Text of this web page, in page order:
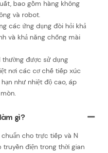
bao gồm hàng không
và robot.
các ứng dụng đòi hỏi khả
và khả năng chống mài
được sử dụng
nơi các cơ chế tiếp xúc
như nhiệt độ cao, áp
gì?
cho trực tiếp và N
điện trong thời gian